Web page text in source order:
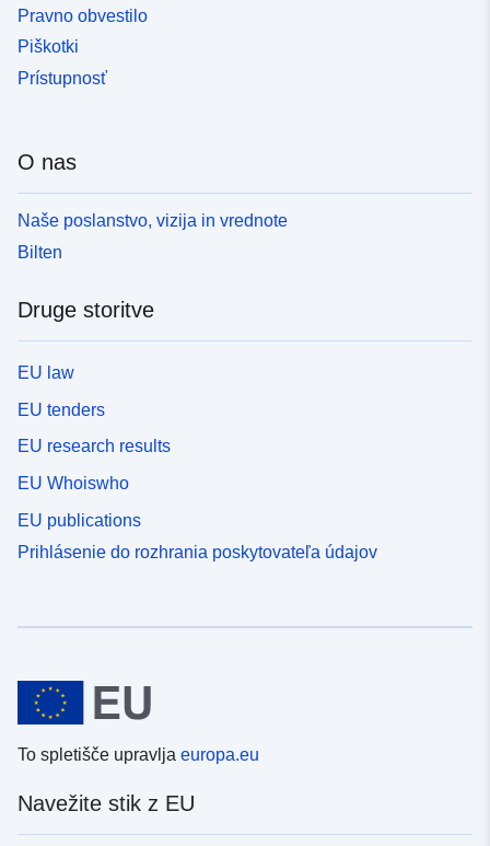
Pravno obvestilo
Piškotki
Prístupnosť
O nas
Naše poslanstvo, vizija in vrednote
Bilten
Druge storitve
EU law
EU tenders
EU research results
EU Whoiswho
EU publications
Prihlásenie do rozhrania poskytovateľa údajov
To spletišče upravlja europa.eu
Navežite stik z EU